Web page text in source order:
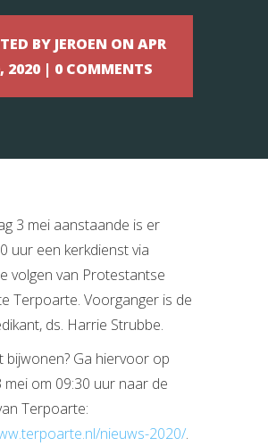
BY JEROEN ON APR
2020 | 0 COMMENTS
3 mei aanstaande is er
uur een kerkdienst via
volgen van Protestantse
Terpoarte. Voorganger is de
ds. Harrie Strubbe.
bijwonen? Ga hiervoor op
mei om 09:30 uur naar de
Terpoarte:
nieuws-2020/.